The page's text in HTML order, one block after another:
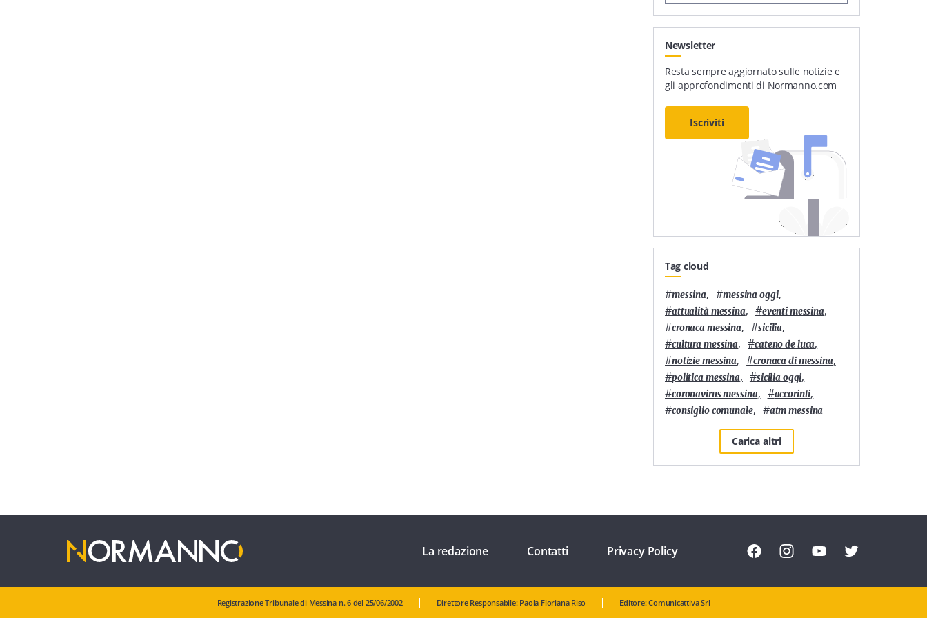
Newsletter
Resta sempre aggiornato sulle notizie e
gli approfondimenti di Normanno.com
Iscriviti
Tag cloud
#messina, #messina oggi,
#attualità messina, #eventi messina,
#cronaca messina, #sicilia,
#cultura messina, #cateno de luca,
#notizie messina, #cronaca di messina,
#politica messina, #sicilia oggi,
#coronavirus messina, #accorinti,
#consiglio comunale, #atm messina
Carica altri
La redazione Contatti Privacy Policy
Registrazione Tribunale di Messina n. 6 del 25/06/2002 Direttore Responsabile: Paola Floriana Riso Editore: Comunicattiva Srl